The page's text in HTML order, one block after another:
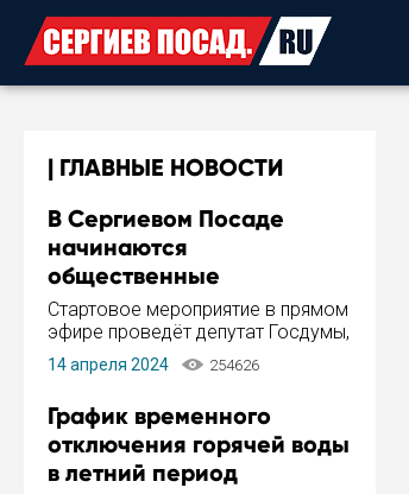
ГЛАВНЫЕ НОВОСТИ
В Сергиевом Посаде
начинаются
общественные
обсуждения Стратегии
развития города
Стартовое мероприятие в прямом
эфире проведёт депутат Госдумы,
инициатор и автор Концепции
развития Сергиева Посада и
Пахомов.
14 апреля 2024 254626
График временного
отключения горячей воды
в летний период